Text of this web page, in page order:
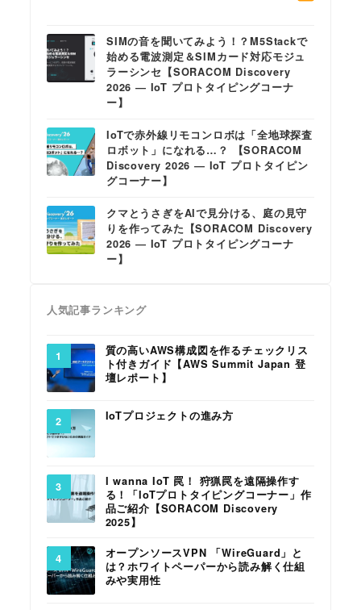
SIMの音を聞いてみよう！？M5Stackで
始める電波測定＆SIMカード対応モジュ
ラーシンセ【SORACOM Discovery
2026 ― IoT プロトタイピングコーナ
ー】
IoTで赤外線リモコンロボは「全地球探査
ロボット」になれる…？ 【SORACOM
Discovery 2026 ― IoT プロトタイピン
グコーナー】
クマとうさぎをAIで見分ける、庭の見守
りを作ってみた【SORACOM Discovery
2026 ― IoT プロトタイピングコーナ
ー】
人気記事ランキング
質の高いAWS構成図を作るチェックリス
ト付きガイド【AWS Summit Japan 登
壇レポート】
IoTプロジェクトの進み方
I wanna IoT 罠！ 狩猟罠を遠隔操作す
る！「IoTプロトタイピングコーナー」作
品ご紹介【SORACOM Discovery
2025】
オープンソースVPN 「WireGuard」と
は？ホワイトペーパーから読み解く仕組
みや実用性